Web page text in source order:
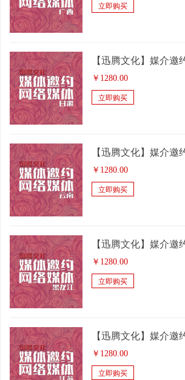
立即购买
【迅腾文化】媒介邀
￥ 1280.00
立即购买
【迅腾文化】媒介邀
￥ 1280.00
立即购买
【迅腾文化】媒介
￥ 1280.00
立即购买
【迅腾文化】媒介邀
￥ 1280.00
立即购买